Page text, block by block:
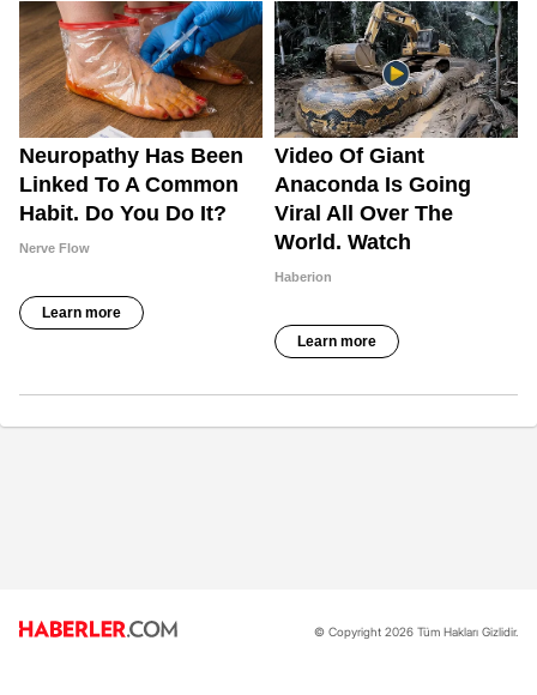
© Copyright 2026 Tüm Hakları Gizlidir.